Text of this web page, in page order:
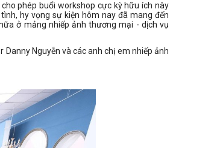
phép buổi workshop cực kỳ hữu ích này
hy vọng sự kiện hôm nay đã mang đến
ở mảng nhiếp ảnh thương mại - dịch vụ
Nguyễn và các anh chị em nhiếp ảnh